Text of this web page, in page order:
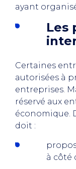
ayant
Les
Certaines
autorisées à
entreprises.
réservé aux
économique.
doit :
à côté